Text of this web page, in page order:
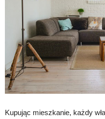
Kupując mieszkanie, każdy